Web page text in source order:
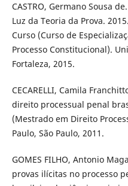
CASTRO, Germano Sousa
Luz da Teoria da Prova.
Curso (Curso de
Processo Constitucional).
Fortaleza, 2015.
CECARELLI, Camila
direito processual penal
(Mestrado em Direito
Paulo, São Paulo, 2011.
GOMES FILHO, Antonio
provas ilícitas no processo